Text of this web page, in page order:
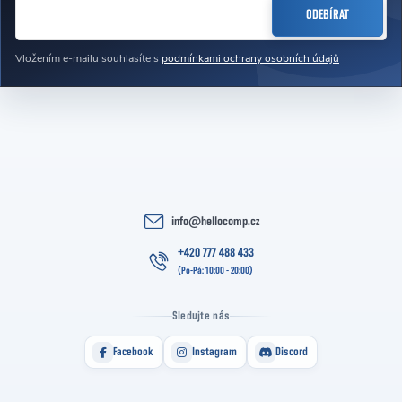
Vložením e-mailu souhlasíte s podmínkami ochrany osobních údajů
ODEBÍRAT
info@hellocomp.cz
+420 777 488 433
Sledujte nás
Facebook Instagram Discord